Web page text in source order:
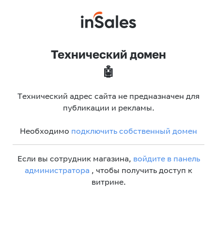
Технический домен
🤖
Технический адрес сайта не предназначен для
публикации и рекламы.
Необходимо подключить собственный домен
Если вы сотрудник магазина, войдите в панель
администратора , чтобы получить доступ к
витрине.